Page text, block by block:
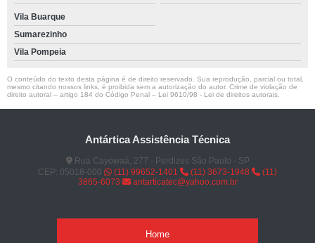
Vila Buarque
Sumarezinho
Vila Pompeia
O conteúdo do texto desta página é de direito reservado. Sua reprodução, parcial ou total,
mesmo citando nossos links, é proibida sem a autorização do autor. Crime de violação de
direito autoral – artigo 184 do Código Penal – Lei 9610/98 - Lei de direitos autorais
Antártica Assistência Técnica
Rua Cayowaá, 277 - Perdizes São Paulo - SP
CEP: 05018-000
(11) 99652-1401 (11) 3673-1948
(11)
3865-6073
antarticatec@yahoo.com.br
Home